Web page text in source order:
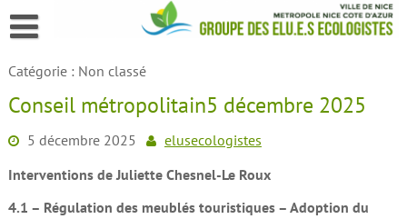
to
content
Catégorie : Non classé
Conseil métropolitain5 décembre 2025
5 décembre 2025
elusecologistes
Interventions de Juliette Chesnel-Le Roux
4.1 – Régulation des meublés touristiques – Adoption du